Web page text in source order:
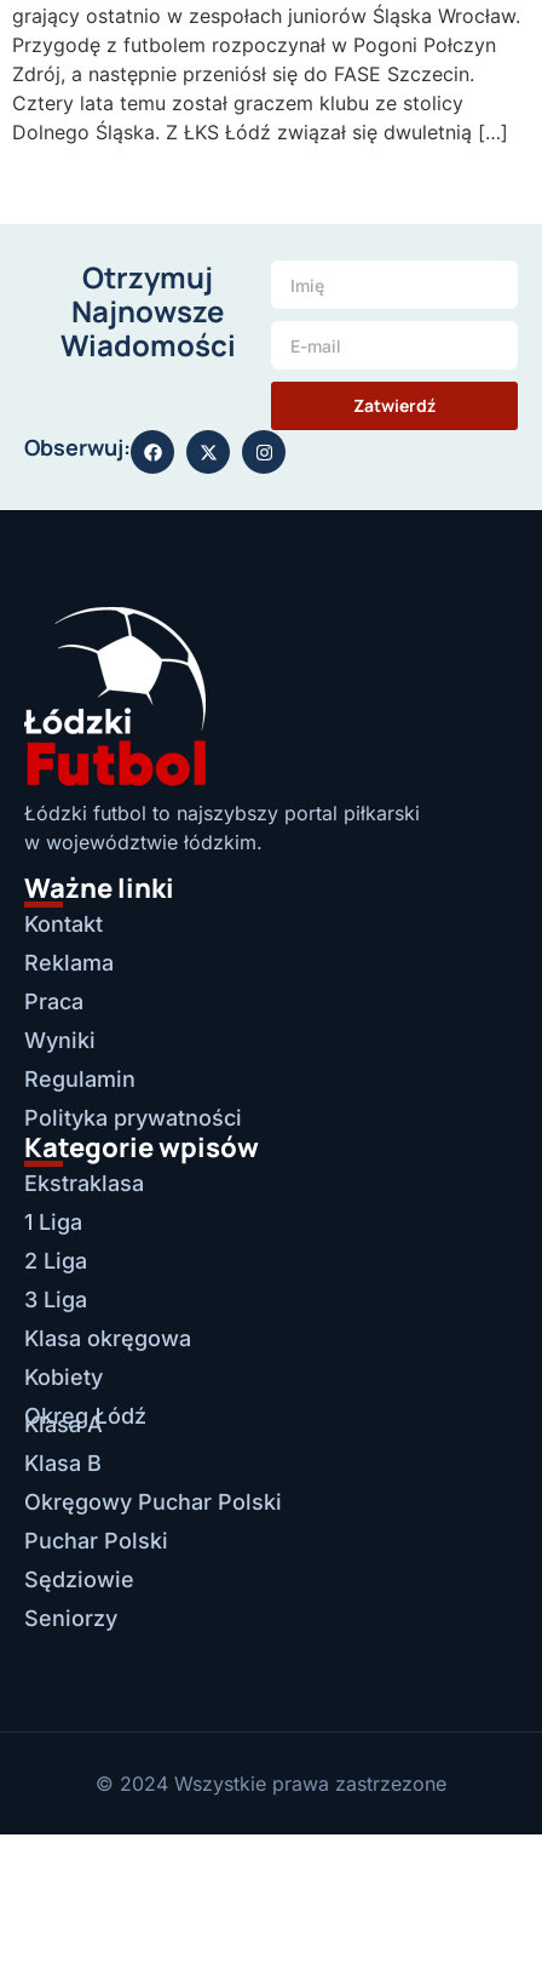
grający ostatnio w zespołach juniorów Śląska Wrocław.
Przygodę z futbolem rozpoczynał w Pogoni Połczyn
Zdrój, a następnie przeniósł się do FASE Szczecin.
Cztery lata temu został graczem klubu ze stolicy
Dolnego Śląska. Z ŁKS Łódź związał się dwuletnią […]
Otrzymuj
Najnowsze
Wiadomości
Zatwierdź
Obserwuj:
Łódzki futbol to najszybszy portal piłkarski
w województwie łódzkim.
Ważne linki
Kontakt
Reklama
Praca
Wyniki
Regulamin
Polityka prywatności
Kategorie wpisów
Ekstraklasa
1 Liga
2 Liga
3 Liga
Klasa okręgowa
Kobiety
Okręg Łódź
Klasa A
Klasa B
Okręgowy Puchar Polski
Puchar Polski
Sędziowie
Seniorzy
© 2024 Wszystkie prawa zastrzezone